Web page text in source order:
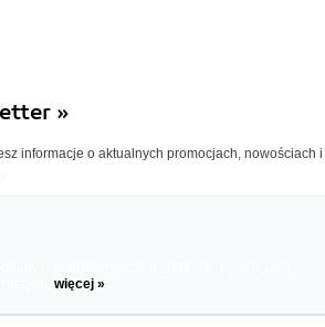
»
informacje o aktualnych promocjach, nowościach
więcej »